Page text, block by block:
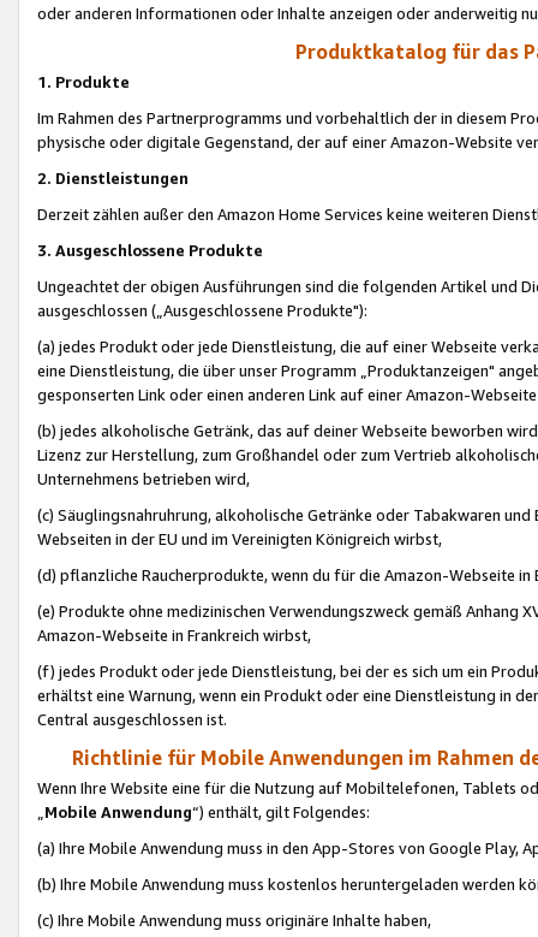
oder anderen Informationen oder Inhalte anzeigen oder anderweitig
Produktkatalog für das
1. Produkte
Im Rahmen des Partnerprogramms und vorbehaltlich der in diesem
physische oder digitale Gegenstand, der auf einer Amazon-Website
2. Dienstleistungen
Derzeit zählen außer den Amazon Home Services keine weiteren
3. Ausgeschlossene Produkte
Ungeachtet der obigen Ausführungen sind die folgenden Artikel und
ausgeschlossen („Ausgeschlossene Produkte"):
(a) jedes Produkt oder jede Dienstleistung, die auf einer Webseite
eine Dienstleistung, die über unser Programm „Produktanzeigen"
gesponserten Link oder einen anderen Link auf einer Amazon-
(b) jedes alkoholische Getränk, das auf deiner Webseite beworben
Lizenz zur Herstellung, zum Großhandel oder zum Vertrieb
Unternehmens betrieben wird,
(c) Säuglingsnahruhrung, alkoholische Getränke oder Tabakwaren
Webseiten in der EU und im Vereinigten Königreich wirbst,
(d) pflanzliche Raucherprodukte, wenn du für die Amazon-Webseite in
(e) Produkte ohne medizinischen Verwendungszweck gemäß Anhang
Amazon-Webseite in Frankreich wirbst,
(f) jedes Produkt oder jede Dienstleistung, bei der es sich um ein
erhältst eine Warnung, wenn ein Produkt oder eine Dienstleistung in
Central ausgeschlossen ist.
Richtlinie für Mobile Anwendungen im Rahmen
Wenn Ihre Website eine für die Nutzung auf Mobiltelefonen, Tablets
„Mobile Anwendung“) enthält, gilt Folgendes:
(a) Ihre Mobile Anwendung muss in den App-Stores von Google Play,
(b) Ihre Mobile Anwendung muss kostenlos heruntergeladen werden
(c) Ihre Mobile Anwendung muss originäre Inhalte haben,